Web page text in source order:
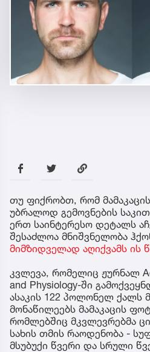
თუ ფიქრობთ, რომ
უბრალოდ გემოვნების
ერთ საინტერესო დეტალს
შესაძლოა მნიშვნელობა
მიმზიდველად აღიქვამს ის
კვლევა, რომელიც ჟურნალ
and Physiology-ში
ასაკის 122 პოლონელ ქალს
მონაწილეებს მამაკაცის
რომლებშიც მკვლევრებმა
სახის თმის რაოდენობა -
მსუბუქი წვერი და სრული